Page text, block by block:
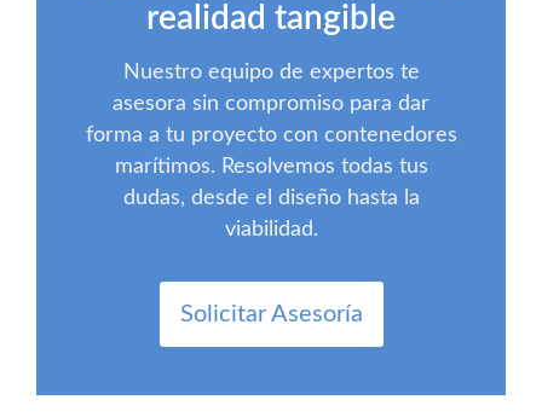
realidad tangible
Nuestro equipo de expertos te
asesora sin compromiso para dar
forma a tu proyecto con contenedores
marítimos. Resolvemos todas tus
dudas, desde el diseño hasta la
viabilidad.
Solicitar Asesoría